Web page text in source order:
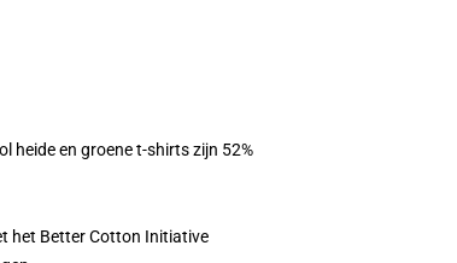
heide en groene t-shirts zijn 52%
het Better Cotton Initiative